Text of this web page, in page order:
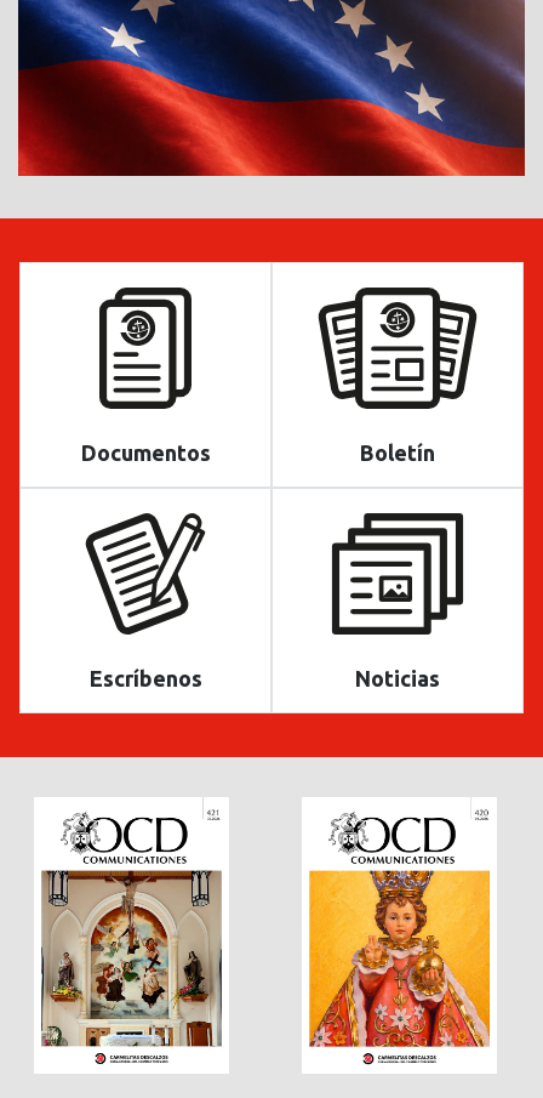
Documentos Boletín
Escríbenos Noticias